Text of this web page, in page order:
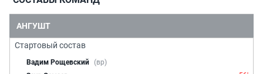
АНГУШТ
Стартовый состав
Вадим Рощевский (вр)